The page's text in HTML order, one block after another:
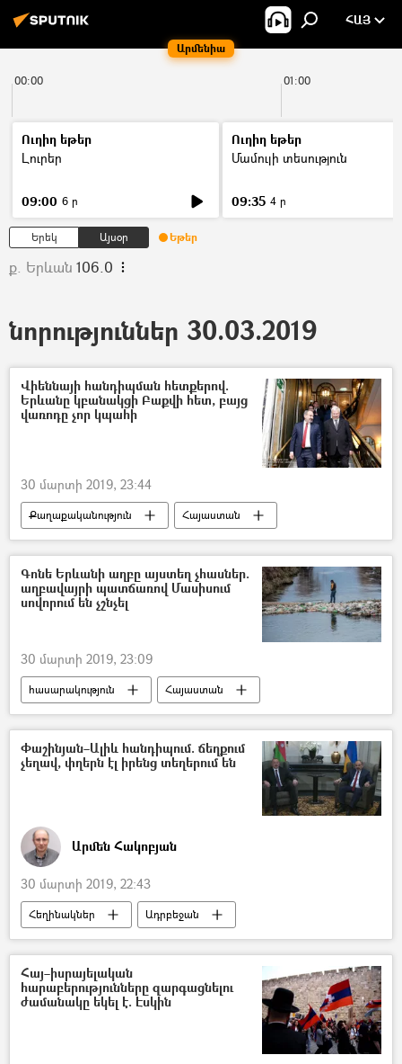
Արմենիա
ՀԱՅ
00:00 01:00
Ուղիղ եթեր
Լուրեր
09:00 6 ր
Ուղիղ եթեր
Մամուլի տեսություն
09:35 4 ր
Երեկ Այսօր Եթեր
ք. Երևան 106.0
նորություններ 30.03.2019
Վիեննայի հանդիպման հետքերով.
Երևանը կբանակցի Բաքվի հետ, բայց
վառոդը չոր կպահի
30 մարտի 2019, 23:44
Քաղաքականություն
Հայաստան
Նիկոլ Փաշինյան
Ադրբեջան
Իլհամ Ալիև
Գոնե Երևանի աղբը այստեղ չհասներ.
աղբավայրի պատճառով Մասիսում
սովորում են չշնչել
30 մարտի 2019, 23:09
հասարակություն Հայաստան
Փաշինյան–Ալիև հանդիպում. ճեղքում
չեղավ, փղերն էլ իրենց տեղերում են
Արմեն Հակոբյան
30 մարտի 2019, 22:43
Հեղինակներ
Ադրբեջան
Նիկոլ Փաշինյան
Իլհամ Ալիև
Հայ–իսրայելական
հարաբերությունները զարգացնելու
ժամանակը եկել է. Էսկին